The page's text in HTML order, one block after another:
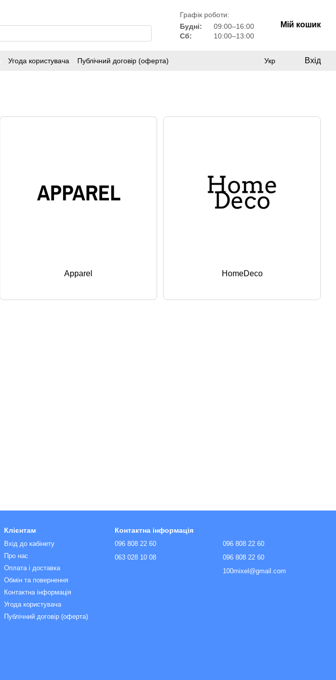
Графік роботи:
Будні:
09:00–16:00
Сб:
10:00–13:00
Мій кошик
Угода користувача Публічний договір (оферта) Укр Вхід
Apparel HomeDeco
Клієнтам
Вхід до кабінету
Про нас
Оплата і доставка
Обмін та повернення
Контактна інформація
Угода користувача
Публічний договір (оферта)
Контактна інформація
096 808 22 60
063 028 10 08
096 808 22 60
096 808 22 60
100mixel@gmail.com